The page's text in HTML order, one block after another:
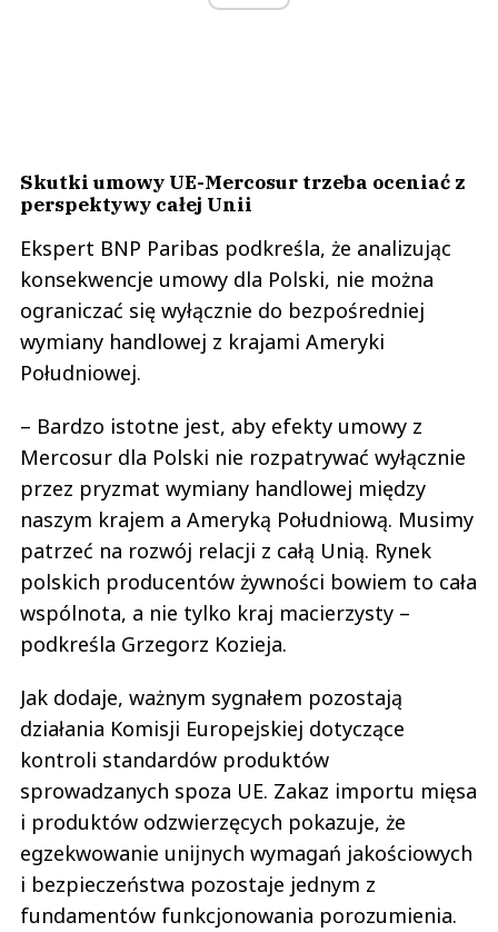
Skutki umowy UE-Mercosur trzeba oceniać z
perspektywy całej Unii
Ekspert BNP Paribas podkreśla, że analizując
konsekwencje umowy dla Polski, nie można
ograniczać się wyłącznie do bezpośredniej
wymiany handlowej z krajami Ameryki
Południowej.
– Bardzo istotne jest, aby efekty umowy z
Mercosur dla Polski nie rozpatrywać wyłącznie
przez pryzmat wymiany handlowej między
naszym krajem a Ameryką Południową. Musimy
patrzeć na rozwój relacji z całą Unią. Rynek
polskich producentów żywności bowiem to cała
wspólnota, a nie tylko kraj macierzysty –
podkreśla Grzegorz Kozieja.
Jak dodaje, ważnym sygnałem pozostają
działania Komisji Europejskiej dotyczące
kontroli standardów produktów
sprowadzanych spoza UE. Zakaz importu mięsa
i produktów odzwierzęcych pokazuje, że
egzekwowanie unijnych wymagań jakościowych
i bezpieczeństwa pozostaje jednym z
fundamentów funkcjonowania porozumienia.